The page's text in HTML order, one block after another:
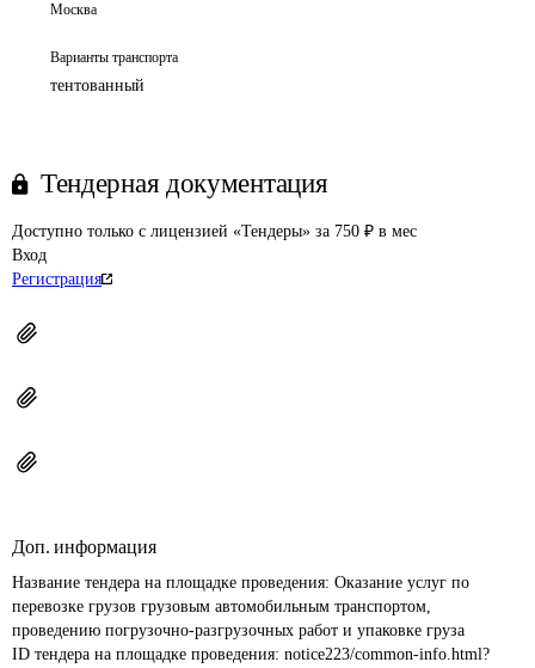
Москва
Варианты транспорта
тентованный
Тендерная документация
Доступно только с лицензией «Тендеры» за 750 ₽ в мес
Вход
Регистрация
Доп. информация
Название тендера на площадке проведения: Оказание услуг по
перевозке грузов грузовым автомобильным транспортом,
проведению погрузочно-разгрузочных работ и упаковке груза
ID тендера на площадке проведения: notice223/common-info.html?